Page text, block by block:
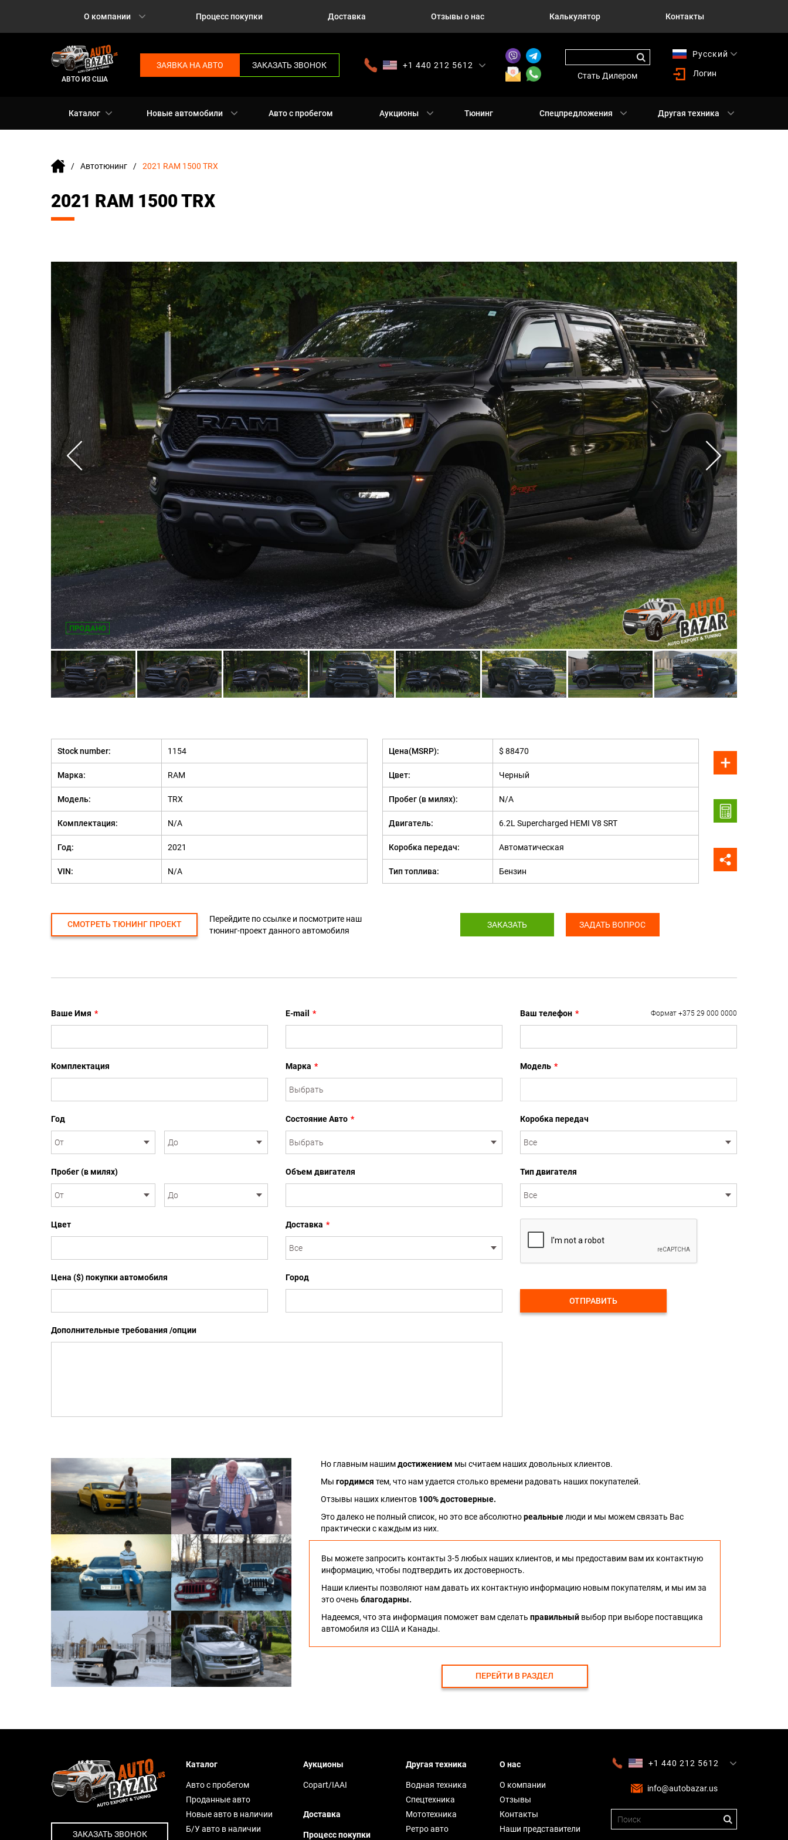
О компании Процесс покупки Доставка Отзывы о нас Калькулятор Контакты
АВТО ИЗ США
ЗАЯВКА НА АВТО ЗАКАЗАТЬ ЗВОНОК
+1 440 212 5612
Стать Дилером
Русский
Логин
Каталог Новые автомобили Авто с пробегом Аукционы Тюнинг Спецпредложения Другая техника
Автотюнинг 2021 RAM 1500 TRX
2021 RAM 1500 TRX
ПРОДАНО
Stock number: 1154
Марка: RAM
Модель: TRX
Комплектация: N/A
Год: 2021
VIN: N/A
Цена(MSRP): $ 88470
Цвет: Черный
Пробег (в милях): N/A
Двигатель: 6.2L Supercharged HEMI V8 SRT
Коробка передач: Автоматическая
Тип топлива: Бензин
СМОТРЕТЬ ТЮНИНГ ПРОЕКТ
Перейдите по ссылке и посмотрите наш
тюнинг-проект данного автомобиля
ЗАКАЗАТЬ ЗАДАТЬ ВОПРОС
Ваше Имя *
Комплектация
Год
Пробег (в милях)
Цвет
Цена ($) покупки автомобиля
Дополнительные требования /опции
E-mail *
Марка *
Состояние Авто *
Объем двигателя
Доставка *
Город
Ваш телефон * Формат +375 29 000 0000
Модель *
Коробка передач
Тип двигателя
ОТПРАВИТЬ
Но главным нашимдостижением мы считаем наших довольных клиентов.
Мы гордимся тем, что нам удается столько времени радовать наших покупателей.
Отзывы наших клиентов 100% достоверные.
Это далеко не полный список, но это все абсолютнореальныелюди и мы можем связать Вас
практически с каждым из них.
Вы можете запросить контакты 3-5 любых наших клиентов, и мы предоставим вам их контактную
информацию, чтобы подтвердить их достоверность.
Наши клиенты позволяют нам давать их контактную информацию новым покупателям, и мы им за
это очень благодарны.
Надеемся, что эта информация поможет вам сделать правильныйвыбор при выборе поставщика
автомобиля из США и Канады.
ПЕРЕЙТИ В РАЗДЕЛ
ЗАКАЗАТЬ ЗВОНОК
Каталог
Авто с пробегом
Проданные авто
Новые авто в наличии
Б/У авто в наличии
Аукционы
Copart/IAAI
Доставка
Процесс покупки
Другая техника
Водная техника
Спецтехника
Мототехника
Ретро авто
О нас
О компании
Отзывы
Контакты
Наши представители
+1 440 212 5612
info@autobazar.us